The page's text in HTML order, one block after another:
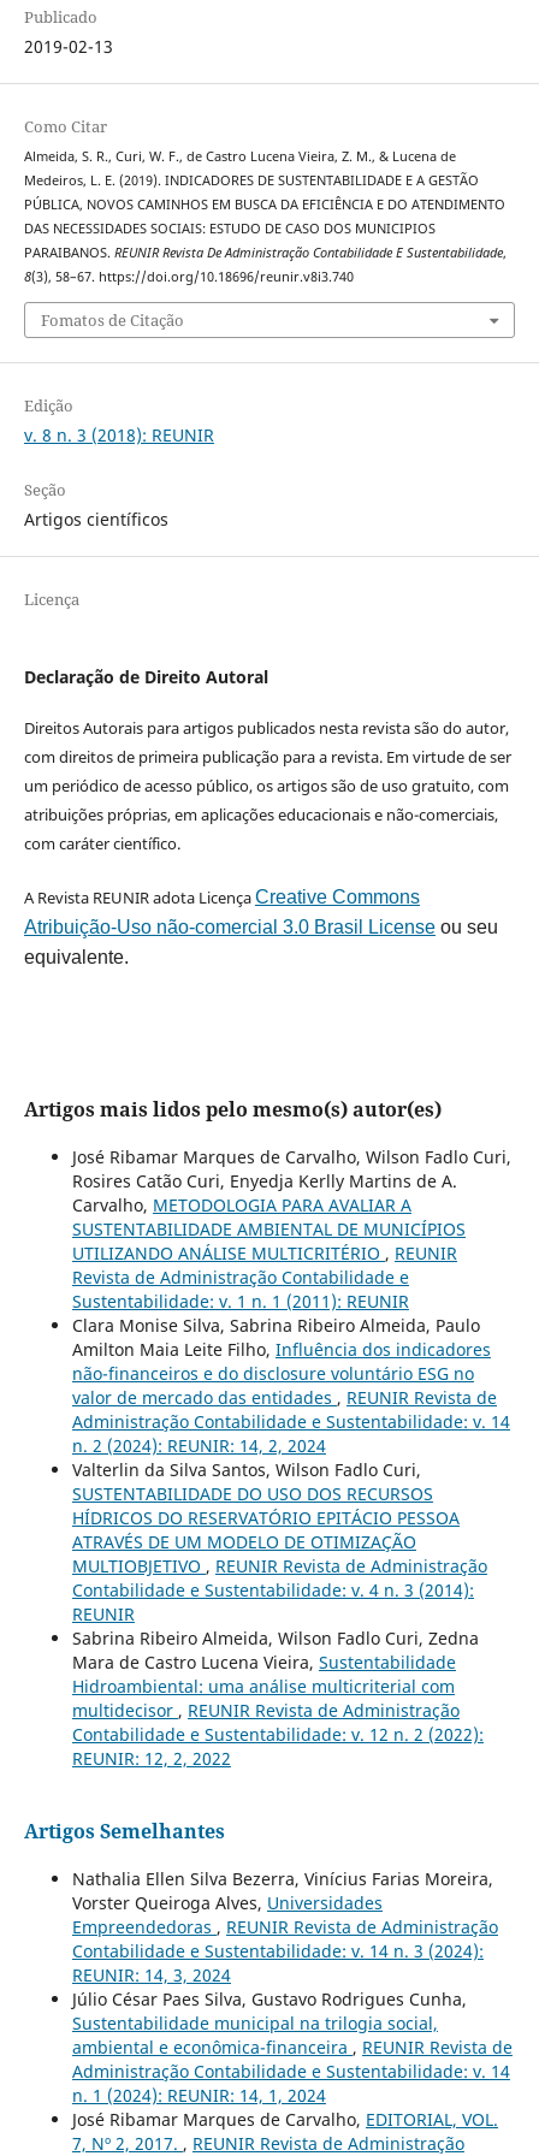
Publicado
2019-02-13
Como Citar
Almeida, S. R., Curi, W. F., de Castro Lucena Vieira, Z. M., & Lucena de
Medeiros, L. E. (2019). INDICADORES DE SUSTENTABILIDADE E A GESTÃO
PÚBLICA, NOVOS CAMINHOS EM BUSCA DA EFICIÊNCIA E DO ATENDIMENTO
DAS NECESSIDADES SOCIAIS: ESTUDO DE CASO DOS MUNICIPIOS
PARAIBANOS. REUNIR Revista De Administração Contabilidade E Sustentabilidade,
8(3), 58–67. https://doi.org/10.18696/reunir.v8i3.740
Fomatos de Citação
Edição
v. 8 n. 3 (2018): REUNIR
Seção
Artigos científicos
Licença
Declaração de Direito Autoral
Direitos Autorais para artigos publicados nesta revista são do autor,
com direitos de primeira publicação para a revista. Em virtude de ser
um periódico de acesso público, os artigos são de uso gratuito, com
atribuições próprias, em aplicações educacionais e não-comerciais,
com caráter científico.
A Revista REUNIR adota LicençaCreative Commons
Atribuição-Uso não-comercial 3.0 Brasil Licenseou seu
equivalente.
Artigos mais lidos pelo mesmo(s) autor(es)
José Ribamar Marques de Carvalho, Wilson Fadlo Curi,
Rosires Catão Curi, Enyedja Kerlly Martins de A.
Carvalho, METODOLOGIA PARA AVALIAR A
SUSTENTABILIDADE AMBIENTAL DE MUNICÍPIOS
UTILIZANDO ANÁLISE MULTICRITÉRIO , REUNIR
Revista de Administração Contabilidade e
Sustentabilidade: v. 1 n. 1 (2011): REUNIR
Clara Monise Silva, Sabrina Ribeiro Almeida, Paulo
Amilton Maia Leite Filho, Influência dos indicadores
não-financeiros e do disclosure voluntário ESG no
valor de mercado das entidades , REUNIR Revista de
Administração Contabilidade e Sustentabilidade: v. 14
n. 2 (2024): REUNIR: 14, 2, 2024
Valterlin da Silva Santos, Wilson Fadlo Curi,
SUSTENTABILIDADE DO USO DOS RECURSOS
HÍDRICOS DO RESERVATÓRIO EPITÁCIO PESSOA
ATRAVÉS DE UM MODELO DE OTIMIZAÇÃO
MULTIOBJETIVO , REUNIR Revista de Administração
Contabilidade e Sustentabilidade: v. 4 n. 3 (2014):
REUNIR
Sabrina Ribeiro Almeida, Wilson Fadlo Curi, Zedna
Mara de Castro Lucena Vieira, Sustentabilidade
Hidroambiental: uma análise multicriterial com
multidecisor , REUNIR Revista de Administração
Contabilidade e Sustentabilidade: v. 12 n. 2 (2022):
REUNIR: 12, 2, 2022
Artigos Semelhantes
Nathalia Ellen Silva Bezerra, Vinícius Farias Moreira,
Vorster Queiroga Alves, Universidades
Empreendedoras , REUNIR Revista de Administração
Contabilidade e Sustentabilidade: v. 14 n. 3 (2024):
REUNIR: 14, 3, 2024
Júlio César Paes Silva, Gustavo Rodrigues Cunha,
Sustentabilidade municipal na trilogia social,
ambiental e econômica-financeira , REUNIR Revista de
Administração Contabilidade e Sustentabilidade: v. 14
n. 1 (2024): REUNIR: 14, 1, 2024
José Ribamar Marques de Carvalho, EDITORIAL, VOL.
7, Nº 2, 2017. , REUNIR Revista de Administração